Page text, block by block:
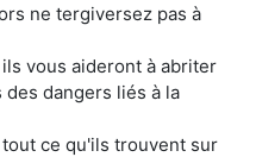
ne tergiversez pas à
vous aideront à abriter
dangers liés à la
ce qu'ils trouvent sur